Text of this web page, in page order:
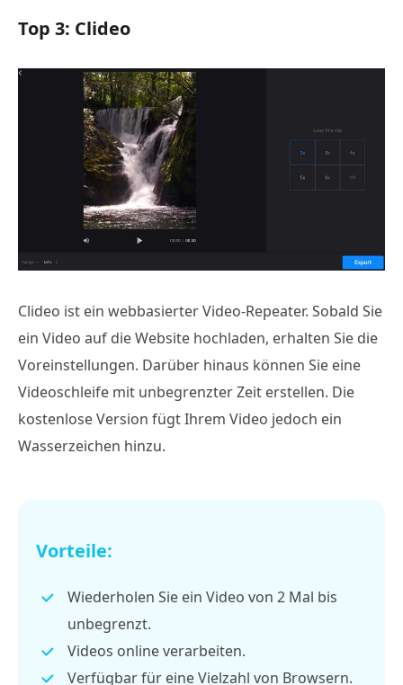
Top 3: Clideo
Clideo ist ein webbasierter Video-Repeater. Sobald Sie
ein Video auf die Website hochladen, erhalten Sie die
Voreinstellungen. Darüber hinaus können Sie eine
Videoschleife mit unbegrenzter Zeit erstellen. Die
kostenlose Version fügt Ihrem Video jedoch ein
Wasserzeichen hinzu.
Vorteile:
Wiederholen Sie ein Video von 2 Mal bis
unbegrenzt.
Videos online verarbeiten.
Verfügbar für eine Vielzahl von Browsern.